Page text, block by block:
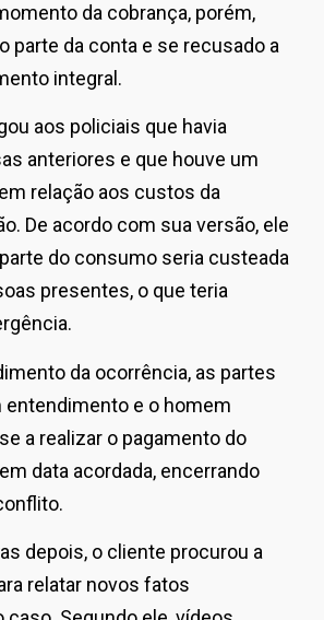
da cobrança, porém,
parte da conta e se recusado a
integral.
aos policiais que havia
anteriores e que houve um
relação aos custos da
De acordo com sua versão, ele
do consumo seria custeada
presentes, o que teria
da ocorrência, as partes
entendimento e o homem
a realizar o pagamento do
data acordada, encerrando
depois, o cliente procurou a
relatar novos fatos